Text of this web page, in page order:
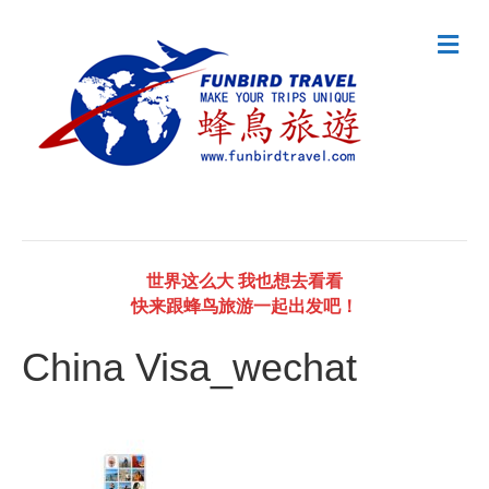
世界这么大 我也想去看看
快来跟蜂鸟旅游一起出发吧！
M
e
China Visa_wechat